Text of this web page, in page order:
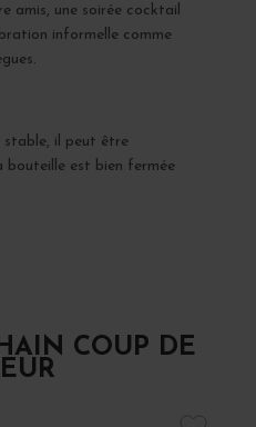
amis, une soirée cocktail
informelle comme
stable, il peut être
bouteille est bien fermée
COUP DE